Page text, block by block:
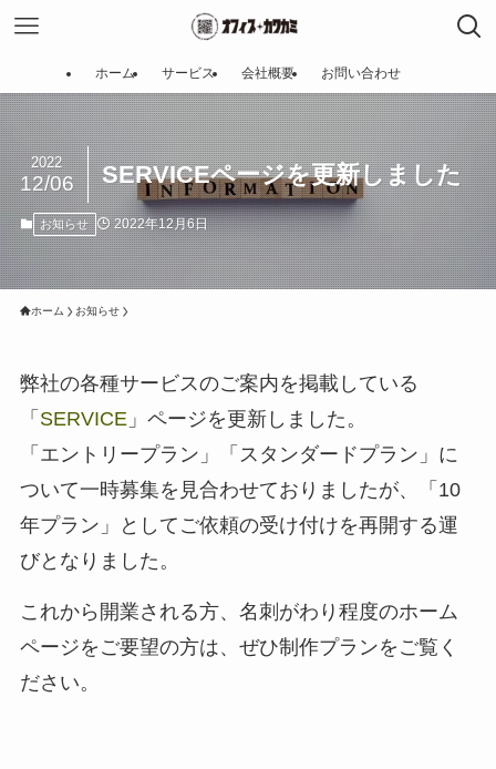
ホーム サービス 会社概要 お問い合わせ
SERVICEページを更新しました
2022
12/06
お知らせ 2022年12月6日
ホーム お知らせ
弊社の各種サービスのご案内を掲載している
「 SERVICE 」ページを更新しました。
「エントリープラン」「スタンダードプラン」に
ついて一時募集を見合わせておりましたが、「10
年プラン」としてご依頼の受け付けを再開する運
びとなりました。
これから開業される方、名刺がわり程度のホーム
ページをご要望の方は、ぜひ制作プランをご覧く
ださい。